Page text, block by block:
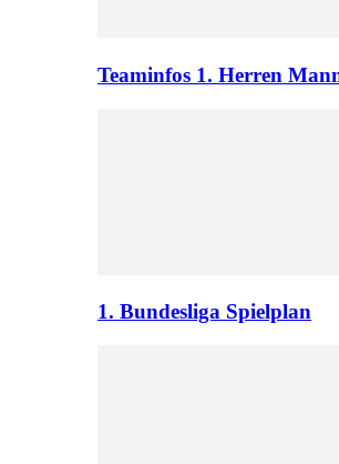
Teaminfos 1. Herren
1. Bundesliga Spielplan